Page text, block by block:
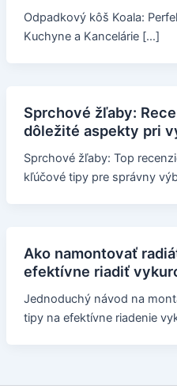
Odpadkový kôš Koala:
Kuchyne a Kancelárie […]
Sprchové žľaby:
dôležité aspekty pri
Sprchové žľaby: Top
kľúčové tipy pre správny
Ako namontovať
efektívne riadiť
Jednoduchý návod na
tipy na efektívne riadenie